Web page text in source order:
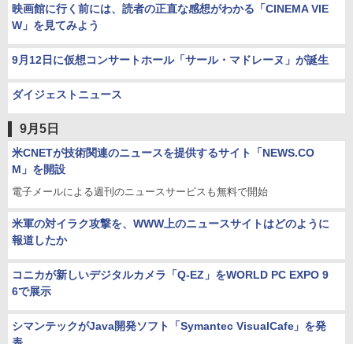
映画館に行く前には、読者の正直な感想がわかる「CINEMA VIE
W」を見てみよう
9月12日に仮想コンサートホール「サール・マドレーヌ」が誕生
ダイジェストニュース
9月5日
米CNETが技術関連のニュースを提供するサイト「NEWS.CO
M」を開設
電子メールによる週刊のニュースサービスも無料で開始
米軍の対イラク攻撃を、WWW上のニュースサイトはどのように
報道したか
コニカが新しいデジタルカメラ「Q-EZ」をWORLD PC EXPO 9
6で展示
シマンテックがJava開発ソフト「Symantec VisualCafe」を発